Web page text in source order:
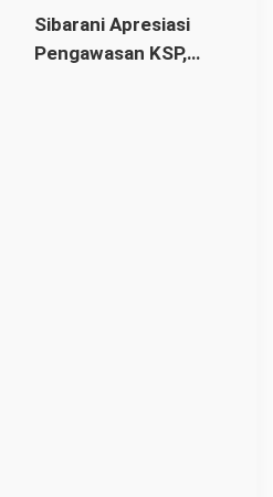
Anggaran Pembinaan
Pancasila
Sibarani Apresiasi
Pengawasan KSP,